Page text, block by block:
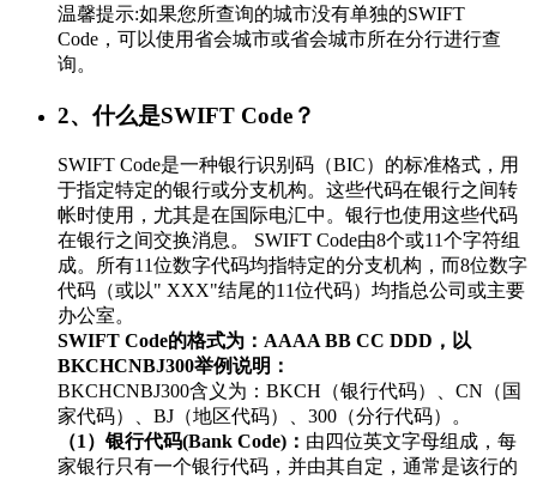
温馨提示:如果您所查询的城市没有单独的SWIFT
Code，可以使用省会城市或省会城市所在分行进行查
询。
2、什么是SWIFT Code？
SWIFT Code是一种银行识别码（BIC）的标准格式，用
于指定特定的银行或分支机构。这些代码在银行之间转
帐时使用，尤其是在国际电汇中。银行也使用这些代码
在银行之间交换消息。 SWIFT Code由8个或11个字符组
成。所有11位数字代码均指特定的分支机构，而8位数字
代码（或以" XXX"结尾的11位代码）均指总公司或主要
办公室。
SWIFT Code的格式为：AAAA BB CC DDD，以
BKCHCNBJ300举例说明：
BKCHCNBJ300含义为：BKCH（银行代码）、CN（国
家代码）、BJ（地区代码）、300（分行代码）。
（1）银行代码(Bank Code)： 由四位英文字母组成，每
家银行只有一个银行代码，并由其自定，通常是该行的